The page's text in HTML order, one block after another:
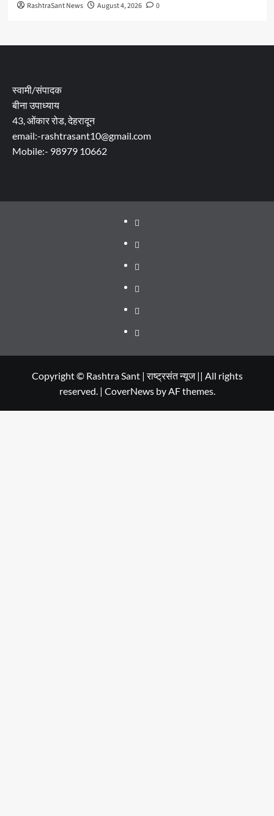
RashtraSant News August 4, 2026 0
स्वामी/संपादक
बीना उपाध्याय
43, ओंकार रोड, देहरादून
email:-rashtrasant10@gmail.com
Mobile:- 98979 10662
About
WEB
SERIES
TO
Dehradun
Smart
City
Life
in
Dehradun
Places
to
in
Dehradun
सम्पर्क
Copyright © Rashtra Sant | राष्ट्रसंत न्यूज || All rights
reserved. | CoverNewsby AF themes.